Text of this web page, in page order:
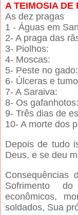
A TEIMOSIA DE
As dez pragas
1 - Águas em
2- A praga das
3- Piolhos:
4- Moscas:
5- Peste no gado:
6- Úlceras e
7- A Saraiva:
8- Os gafanhotos:
9- Três dias de
10- A morte dos
Depois de tudo
Deus, e se deu
Consequências
Sofrimento
econômicos,
soldados, Sua